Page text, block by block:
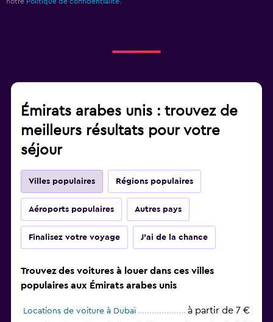
notre Politique de confidentialité.
Émirats arabes unis : trouvez de
meilleurs résultats pour votre
séjour
Villes populaires Régions populaires
Aéroports populaires Autres pays
Finalisez votre voyage J'ai de la chance
Trouvez des voitures à louer dans ces villes
populaires aux Émirats arabes unis
Locations de voiture à Dubaï à partir de 7 €